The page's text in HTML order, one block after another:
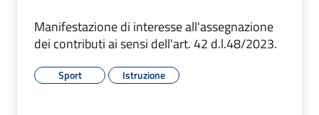
Manifestazione di interesse all'assegnazione
dei contributi ai sensi dell'art. 42 d.l.48/2023.
Sport Istruzione